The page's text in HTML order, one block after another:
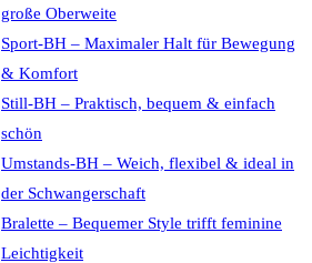
große Oberweite
Sport-BH – Maximaler Halt für Bewegung
& Komfort
Still-BH – Praktisch, bequem & einfach
schön
Umstands-BH – Weich, flexibel & ideal in
der Schwangerschaft
Bralette – Bequemer Style trifft feminine
Leichtigkeit